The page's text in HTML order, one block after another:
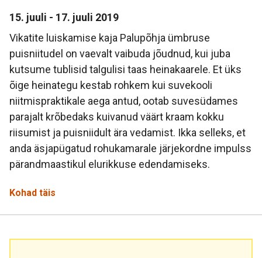
15. juuli - 17. juuli 2019
Vikatite luiskamise kaja Palupõhja ümbruse
puisniitudel on vaevalt vaibuda jõudnud, kui juba
kutsume tublisid talgulisi taas heinakaarele. Et üks
õige heinategu kestab rohkem kui suvekooli
niitmispraktikale aega antud, ootab suvesüdames
parajalt krõbedaks kuivanud väärt kraam kokku
riisumist ja puisniidult ära vedamist. Ikka selleks, et
anda äsjapügatud rohukamarale järjekordne impulss
pärandmaastikul elurikkuse edendamiseks.
Kohad täis